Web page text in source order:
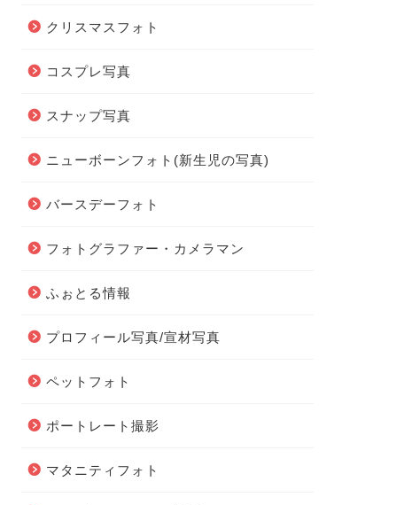
クリスマスフォト
コスプレ写真
スナップ写真
ニューボーンフォト(新生児の写真)
バースデーフォト
フォトグラファー・カメラマン
ふぉとる情報
プロフィール写真/宣材写真
ペットフォト
ポートレート撮影
マタニティフォト